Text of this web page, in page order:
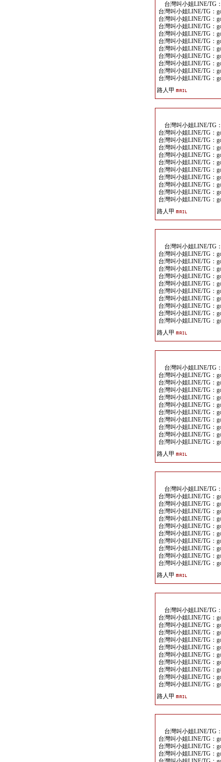
台灣叫小姐LINE/TG
台灣叫小姐LINE/TG：
台灣叫小姐LINE/TG：
台灣叫小姐LINE/TG：
台灣叫小姐LINE/TG：
台灣叫小姐LINE/TG：
台灣叫小姐LINE/TG：
台灣叫小姐LINE/TG：
台灣叫小姐LINE/TG：
台灣叫小姐LINE/TG：
台灣叫小姐LINE/TG：
路人甲
台灣叫小姐LINE/TG
台灣叫小姐LINE/TG：
台灣叫小姐LINE/TG：
台灣叫小姐LINE/TG：
台灣叫小姐LINE/TG：
台灣叫小姐LINE/TG：
台灣叫小姐LINE/TG：
台灣叫小姐LINE/TG：
台灣叫小姐LINE/TG：
台灣叫小姐LINE/TG：
台灣叫小姐LINE/TG：
路人甲
台灣叫小姐LINE/TG
台灣叫小姐LINE/TG：
台灣叫小姐LINE/TG：
台灣叫小姐LINE/TG：
台灣叫小姐LINE/TG：
台灣叫小姐LINE/TG：
台灣叫小姐LINE/TG：
台灣叫小姐LINE/TG：
台灣叫小姐LINE/TG：
台灣叫小姐LINE/TG：
台灣叫小姐LINE/TG：
路人甲
台灣叫小姐LINE/TG
台灣叫小姐LINE/TG：
台灣叫小姐LINE/TG：
台灣叫小姐LINE/TG：
台灣叫小姐LINE/TG：
台灣叫小姐LINE/TG：
台灣叫小姐LINE/TG：
台灣叫小姐LINE/TG：
台灣叫小姐LINE/TG：
台灣叫小姐LINE/TG：
台灣叫小姐LINE/TG：
路人甲
台灣叫小姐LINE/TG
台灣叫小姐LINE/TG：
台灣叫小姐LINE/TG：
台灣叫小姐LINE/TG：
台灣叫小姐LINE/TG：
台灣叫小姐LINE/TG：
台灣叫小姐LINE/TG：
台灣叫小姐LINE/TG：
台灣叫小姐LINE/TG：
台灣叫小姐LINE/TG：
台灣叫小姐LINE/TG：
路人甲
台灣叫小姐LINE/TG
台灣叫小姐LINE/TG：
台灣叫小姐LINE/TG：
台灣叫小姐LINE/TG：
台灣叫小姐LINE/TG：
台灣叫小姐LINE/TG：
台灣叫小姐LINE/TG：
台灣叫小姐LINE/TG：
台灣叫小姐LINE/TG：
台灣叫小姐LINE/TG：
台灣叫小姐LINE/TG：
路人甲
台灣叫小姐LINE/TG
台灣叫小姐LINE/TG：
台灣叫小姐LINE/TG：
台灣叫小姐LINE/TG：